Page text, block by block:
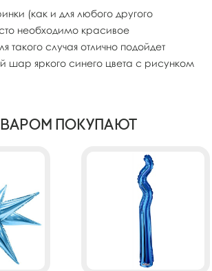
(как и для любого другого
необходимо красивое
случая отлично подойдет
шар яркого синего цвета с рисунком
покупают